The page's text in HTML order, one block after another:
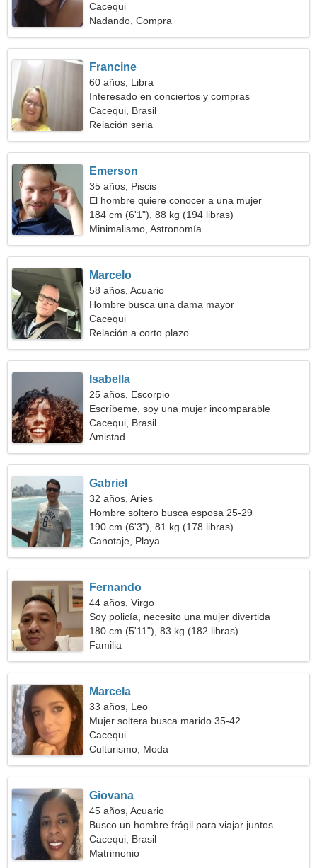
Cacequi
Nadando, Compra
Francine
60 años, Libra
Interesado en conciertos y compras
Cacequi, Brasil
Relación seria
Emerson
35 años, Piscis
El hombre quiere conocer a una mujer
184 cm (6'1"), 88 kg (194 libras)
Minimalismo, Astronomía
Marcelo
58 años, Acuario
Hombre busca una dama mayor
Cacequi
Relación a corto plazo
Isabella
25 años, Escorpio
Escríbeme, soy una mujer incomparable
Cacequi, Brasil
Amistad
Gabriel
32 años, Aries
Hombre soltero busca esposa 25-29
190 cm (6'3"), 81 kg (178 libras)
Canotaje, Playa
Fernando
44 años, Virgo
Soy policía, necesito una mujer divertida
180 cm (5'11"), 83 kg (182 libras)
Familia
Marcela
33 años, Leo
Mujer soltera busca marido 35-42
Cacequi
Culturismo, Moda
Giovana
45 años, Acuario
Busco un hombre frágil para viajar juntos
Cacequi, Brasil
Matrimonio